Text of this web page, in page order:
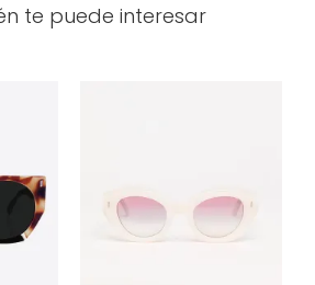
te puede interesar